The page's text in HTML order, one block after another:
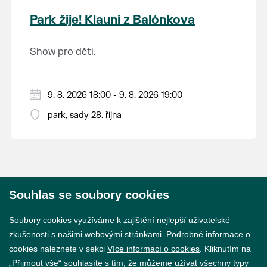
krajina na světě, která je zapsána na Seznam
světového přírodního a kulturního dědictví
Park žije! Klauni z Balónkova
Show pro děti.
9. 8. 2026 18:00 - 9. 8. 2026 19:00
park, sady 28. října
Souhlas se soubory cookies
Soubory cookies využíváme k zajištění nejlepší uživatelské
zkušenosti s našimi webovými stránkami. Podrobné informace o
cookies naleznete v sekci Více informací o cookies . Kliknutím na
„Přijmout vše“ souhlasíte s tím, že můžeme užívat všechny typy